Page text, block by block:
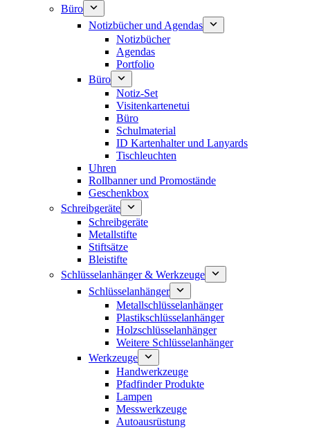
Büro
Notizbücher und Agendas
Notizbücher
Agendas
Portfolio
Büro
Notiz-Set
Visitenkartenetui
Büro
Schulmaterial
ID Kartenhalter und Lanyards
Tischleuchten
Uhren
Rollbanner und Promostände
Geschenkbox
Schreibgeräte
Schreibgeräte
Metallstifte
Stiftsätze
Bleistifte
Schlüsselanhänger & Werkzeuge
Schlüsselanhänger
Metallschlüsselanhänger
Plastikschlüsselanhänger
Holzschlüsselanhänger
Weitere Schlüsselanhänger
Werkzeuge
Handwerkzeuge
Pfadfinder Produkte
Lampen
Messwerkzeuge
Autoausrüstung